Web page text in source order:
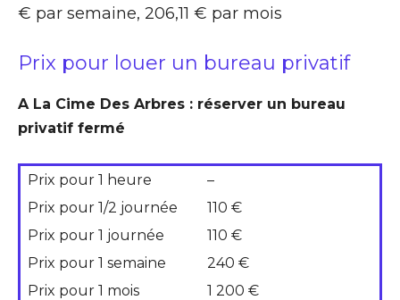
€ par semaine, 206,11 € par mois
Prix pour louer un bureau privatif
A La Cime Des Arbres : réserver un bureau
privatif fermé
Prix pour 1 heure
–
Prix pour 1/2 journée
110 €
Prix pour 1 journée
110 €
Prix pour 1 semaine
240 €
Prix pour 1 mois
1 200 €